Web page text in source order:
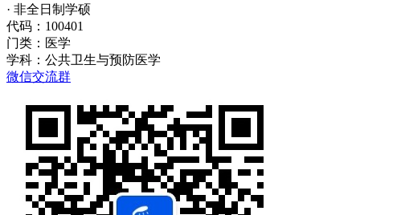
· 非全日制学硕
代码：100401
门类： 医学
学科： 公共卫生与预防医学
微信交流群